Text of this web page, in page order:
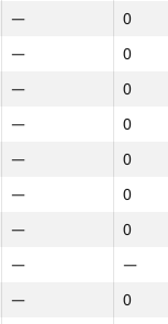
— 0
— 0
— 0
— 0
— 0
— 0
— 0
— —
— 0
—
—
—
32
12
22